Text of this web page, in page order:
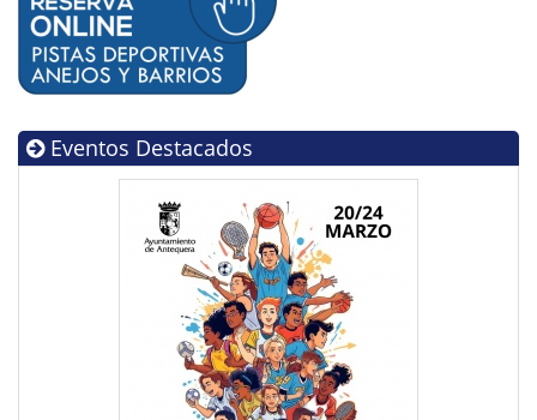
Eventos Destacados